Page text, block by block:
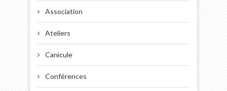
Association
Ateliers
Canicule
Conférences